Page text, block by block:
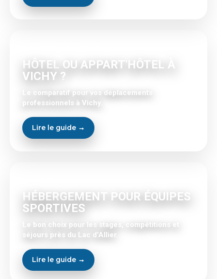
HÔTEL OU APPART'HÔTEL À
VICHY ?
Le comparatif pour vos déplacements
professionnels à Vichy.
Lire le guide →
HÉBERGEMENT POUR ÉQUIPES
SPORTIVES
Le bon choix pour les stages, compétitions et
séjours près du Lac d’Allier.
Lire le guide →